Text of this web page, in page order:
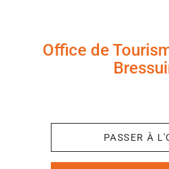
Office de
PASSER À